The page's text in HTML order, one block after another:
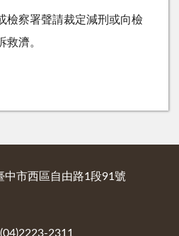
檢察署聲請裁定減刑或向檢
救濟。
中市西區自由路1段91號
2311